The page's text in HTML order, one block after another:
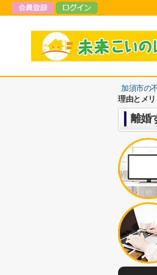
加須市の
理由とメリ
離婚